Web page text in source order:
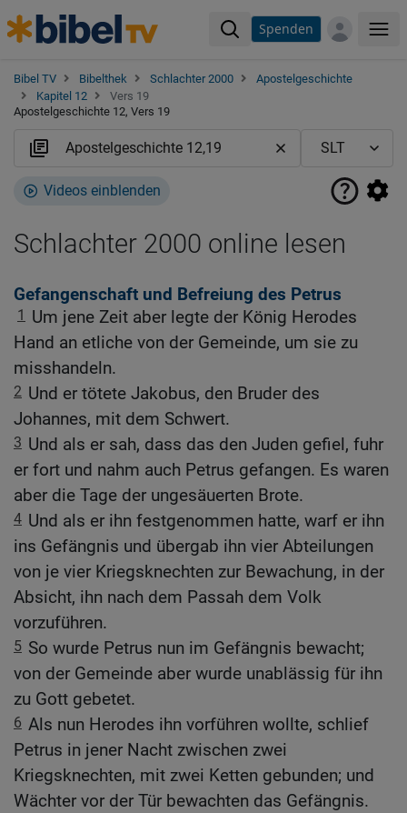
Spenden
Bibel TV Bibelthek Schlachter 2000
Apostelgeschichte
Kapitel 12
Vers 19
Apostelgeschichte 12, Vers 19
Videos einblenden
Schlachter 2000 online lesen
Gefangenschaft und Befreiung des Petrus
1
Um jene Zeit aber legte der König Herodes
Hand an etliche von der Gemeinde, um sie zu
misshandeln.
2 Und er tötete Jakobus, den Bruder des
Johannes, mit dem Schwert.
3 Und als er sah, dass das den Juden gefiel, fuhr
er fort und nahm auch Petrus gefangen. Es waren
aber die Tage der ungesäuerten Brote.
4 Und als er ihn festgenommen hatte, warf er ihn
ins Gefängnis und übergab ihn vier Abteilungen
von je vier Kriegsknechten zur Bewachung, in der
Absicht, ihn nach dem Passah dem Volk
vorzuführen.
5 So wurde Petrus nun im Gefängnis bewacht;
von der Gemeinde aber wurde unablässig für ihn
zu Gott gebetet.
6 Als nun Herodes ihn vorführen wollte, schlief
Petrus in jener Nacht zwischen zwei
Kriegsknechten, mit zwei Ketten gebunden; und
Wächter vor der Tür bewachten das Gefängnis.